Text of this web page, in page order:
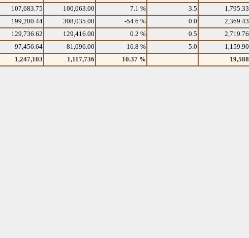
107,683.75 100,063.00 7.1 % 3.5 1,795.33
199,200.44 308,035.00 -54.6 % 0.0 2,369.43
129,736.62 129,416.00 0.2 % 0.5 2,719.76
97,456.64 81,096.00 16.8 % 5.0 1,159.90
1,247,103 1,117,736 10.37 % 19,588